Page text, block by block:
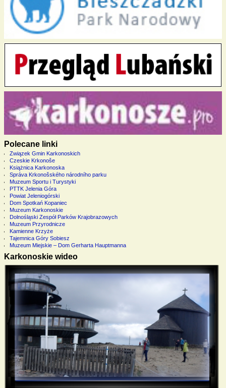
Polecane linki
Związek Gmin Karkonoskich
Czeskie Krkonoše
Książnica Karkonoska
Správa Krkonošského národního parku
Muzeum Sportu i Turystyki
PTTK Jelenia Góra
Powiat Jeleniogórski
Dom Spotkań Kopaniec
Muzeum Karkonoskie
Dolnośląski Zespół Parków Krajobrazowych
Muzeum Przyrodnicze
Kamienne Krzyże
Tajemnica Góry Sobiesz
Muzeum Miejskie – Dom Gerharta Hauptmanna
Karkonoskie wideo